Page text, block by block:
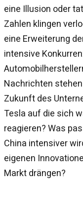
eine Illusion oder
Zahlen klingen
eine Erweiterung
intensive
Nachrichten
Zukunft des
Tesla auf die sich
reagieren? Was
China intensiver
eigenen
Markt drängen?